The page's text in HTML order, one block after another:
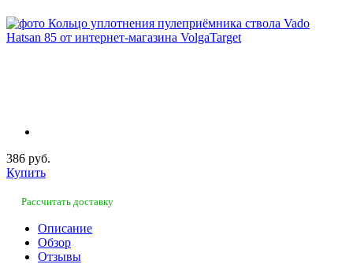
386 руб.
Купить
Рассчитать доставку
Описание
Обзор
Отзывы